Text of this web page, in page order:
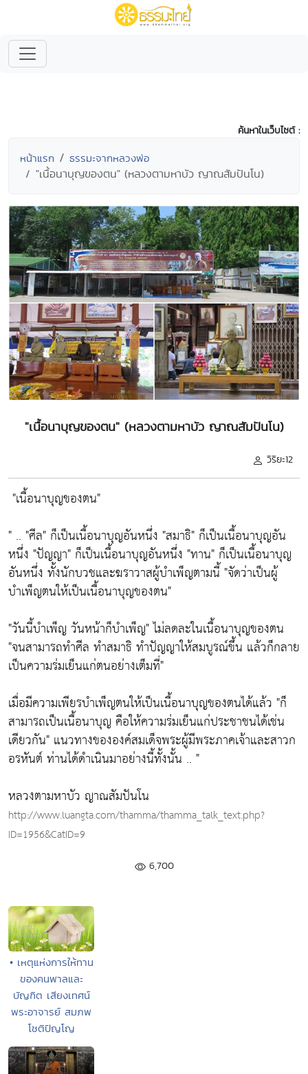
ค้นหาในเว็บไซต์ :
หน้าแรก ธรรมะจากหลวงพ่อ
"เนื้อนาบุญของตน" (หลวงตามหาบัว ญาณสัมปันโน)
"เนื้อนาบุญของตน" (หลวงตามหาบัว ญาณสัมปันโน)
วิริยะ12
"เนื้อนาบุญของตน"
" .. "ศีล" ก็เป็นเนื้อนาบุญอันหนึ่ง "สมาธิ" ก็เป็นเนื้อนาบุญอัน
หนึ่ง "ปัญญา" ก็เป็นเนื้อนาบุญอันหนึ่ง "ทาน" ก็เป็นเนื้อนาบุญ
อันหนึ่ง ทั้งนักบวชและฆราวาสผู้บำเพ็ญตามนี้ "จัดว่าเป็นผู้
บำเพ็ญตนให้เป็นเนื้อนาบุญของตน"
"วันนี้บำเพ็ญ วันหน้าก็บำเพ็ญ"ไม่ลดละในเนื้อนาบุญของตน
"จนสามารถทำศีล ทำสมาธิ ทำปัญญาให้สมบูรณ์ขึ้น แล้วก็กลาย
เป็นความร่มเย็นแก่ตนอย่างเต็มที่"
เมื่อมีความเพียรบำเพ็ญตนให้เป็นเนื้อนาบุญของตนได้แล้ว "ก็
สามารถเป็นเนื้อนาบุญ คือให้ความร่มเย็นแก่ประชาชนได้เช่น
เดียวกัน" แนวทางขององค์สมเด็จพระผู้มีพระภาคเจ้าและสาวก
อรหันต์ ท่านได้ดำเนินมาอย่างนี้ทั้งนั้น .. "
หลวงตามหาบัว ญาณสัมปันโน
http://www.luangta.com/thamma/thamma_talk_text.php?
ID=1956&CatID=9
6,700
• เหตุแห่งการให้ทาน
ของคนพาลและ
บัญฑิต เสียงเทศน์
พระอาจารย์ สมภพ
โชติปัญโญ